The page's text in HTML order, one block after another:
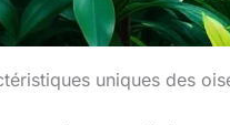
uniques des